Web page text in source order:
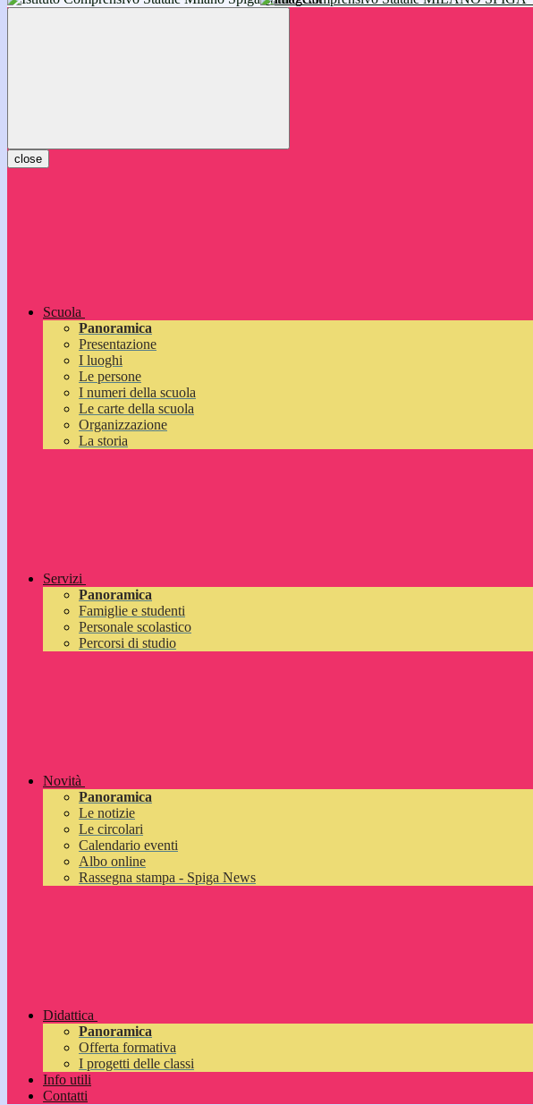
inizieranno il 14 settembre 2026: vi aspettiamo!
close
Scuola
Panoramica
Presentazione
I luoghi
Le persone
I numeri della scuola
Le carte della scuola
Organizzazione
La storia
Servizi
Panoramica
Famiglie e studenti
Personale scolastico
Percorsi di studio
Novità
Panoramica
Le notizie
Le circolari
Calendario eventi
Albo online
Rassegna stampa - Spiga News
Didattica
Panoramica
Offerta formativa
I progetti delle classi
Info utili
Contatti